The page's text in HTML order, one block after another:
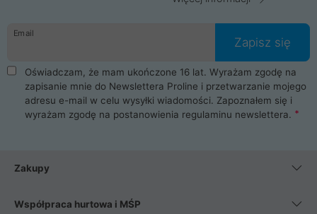
Email
Zapisz się
Oświadczam, że mam ukończone 16 lat. Wyrażam zgodę na
zapisanie mnie do Newslettera Proline i przetwarzanie mojego
adresu e-mail w celu wysyłki wiadomości. Zapoznałem się i
wyrażam zgodę na postanowienia regulaminu newslettera.
Zakupy
Współpraca hurtowa i MŚP